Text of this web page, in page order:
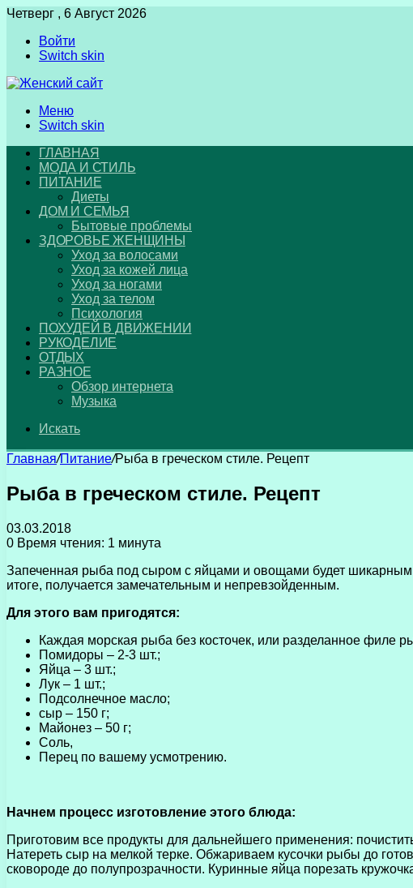
Четверг , 6 Август 2026
Войти
Switch skin
Меню
Switch skin
ГЛАВНАЯ
МОДА И СТИЛЬ
ПИТАНИЕ
Диеты
ДОМ И СЕМЬЯ
Бытовые проблемы
ЗДОРОВЬЕ ЖЕНЩИНЫ
Уход за волосами
Уход за кожей лица
Уход за ногами
Уход за телом
Психология
ПОХУДЕЙ В ДВИЖЕНИИ
РУКОДЕЛИЕ
ОТДЫХ
РАЗНОЕ
Обзор интернета
Музыка
Искать
Главная/Питание/Рыба в греческом стиле. Рецепт
Рыба в греческом стиле. Рецепт
03.03.2018
0 Время чтения: 1 минута
Запеченная рыба под сыром с яйцами и овощами будет шикарным
итоге, получается замечательным и непревзойденным.
Для этого вам пригодятся:
Каждая морская рыба без косточек, или разделанное филе
Помидоры – 2-3 шт.;
Яйца – 3 шт.;
Лук – 1 шт.;
Подсолнечное масло;
сыр – 150 г;
Майонез – 50 г;
Соль,
Перец по вашему усмотрению.
Начнем процесс изготовление этого блюда:
Приготовим все продукты для дальнейшего применения:
Натереть сыр на мелкой терке. Обжариваем кусочки рыбы до
сковороде до полупрозрачности. Куринные яйца порезать